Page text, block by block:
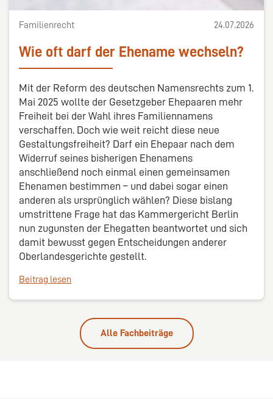
Familienrecht 24.07.2026
Wie oft darf der Ehename wechseln?
Mit der Reform des deutschen Namensrechts zum 1.
Mai 2025 wollte der Gesetzgeber Ehepaaren mehr
Freiheit bei der Wahl ihres Familiennamens
verschaffen. Doch wie weit reicht diese neue
Gestaltungsfreiheit? Darf ein Ehepaar nach dem
Widerruf seines bisherigen Ehenamens
anschließend noch einmal einen gemeinsamen
Ehenamen bestimmen – und dabei sogar einen
anderen als ursprünglich wählen? Diese bislang
umstrittene Frage hat das Kammergericht Berlin
nun zugunsten der Ehegatten beantwortet und sich
damit bewusst gegen Entscheidungen anderer
Oberlandesgerichte gestellt.
Beitrag lesen
Alle Fachbeiträge